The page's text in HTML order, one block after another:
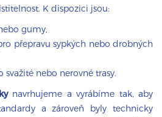
K dispozici jsou:
gumy,
přepravu sypkých nebo drobných
svažité nebo nerovné trasy.
navrhujeme a vyrábíme tak, aby
a zároveň byly technicky